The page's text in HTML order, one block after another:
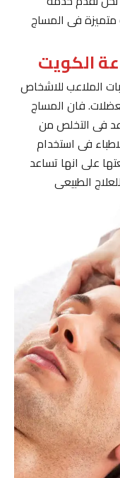
فى المساج
الملاعب للاشخاص
فان المساج
فى التخلص من
فى استخدام
على انها تساعد
الطبيعى